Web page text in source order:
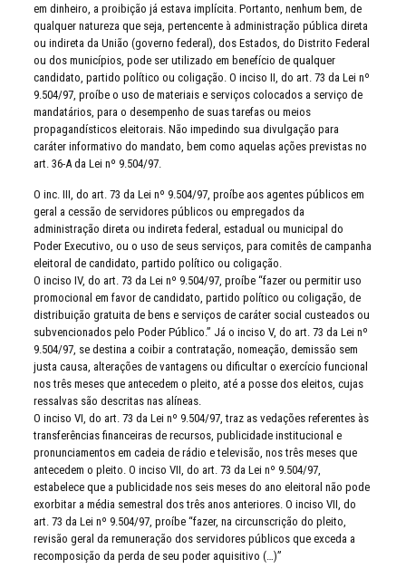
em dinheiro, a proibição já estava implícita. Portanto, nenhum bem, de
qualquer natureza que seja, pertencente à administração pública direta
ou indireta da União (governo federal), dos Estados, do Distrito Federal
ou dos municípios, pode ser utilizado em benefício de qualquer
candidato, partido político ou coligação. O inciso II, do art. 73 da Lei nº
9.504/97, proíbe o uso de materiais e serviços colocados a serviço de
mandatários, para o desempenho de suas tarefas ou meios
propagandísticos eleitorais. Não impedindo sua divulgação para
caráter informativo do mandato, bem como aquelas ações previstas no
art. 36-A da Lei nº 9.504/97.
O inc. III, do art. 73 da Lei nº 9.504/97, proíbe aos agentes públicos em
geral a cessão de servidores públicos ou empregados da
administração direta ou indireta federal, estadual ou municipal do
Poder Executivo, ou o uso de seus serviços, para comitês de campanha
eleitoral de candidato, partido político ou coligação.
O inciso IV, do art. 73 da Lei nº 9.504/97, proíbe “fazer ou permitir uso
promocional em favor de candidato, partido político ou coligação, de
distribuição gratuita de bens e serviços de caráter social custeados ou
subvencionados pelo Poder Público.” Já o inciso V, do art. 73 da Lei nº
9.504/97, se destina a coibir a contratação, nomeação, demissão sem
justa causa, alterações de vantagens ou dificultar o exercício funcional
nos três meses que antecedem o pleito, até a posse dos eleitos, cujas
ressalvas são descritas nas alíneas.
O inciso VI, do art. 73 da Lei nº 9.504/97, traz as vedações referentes às
transferências financeiras de recursos, publicidade institucional e
pronunciamentos em cadeia de rádio e televisão, nos três meses que
antecedem o pleito. O inciso VII, do art. 73 da Lei nº 9.504/97,
estabelece que a publicidade nos seis meses do ano eleitoral não pode
exorbitar a média semestral dos três anos anteriores. O inciso VII, do
art. 73 da Lei nº 9.504/97, proíbe “fazer, na circunscrição do pleito,
revisão geral da remuneração dos servidores públicos que exceda a
recomposição da perda de seu poder aquisitivo (…)”